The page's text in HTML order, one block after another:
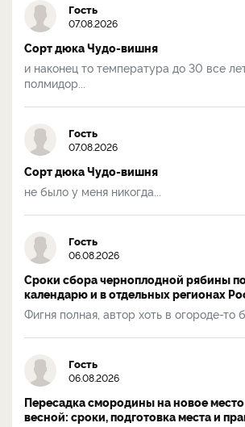
Гость
07.08.2026
Сорт дюка Чудо-вишня
и наконец то температура до 30 все
полмидор...
Гость
07.08.2026
Сорт дюка Чудо-вишня
не было у меня никогда...
Гость
06.08.2026
Сроки сбора черноплодной рябины
календарю и в отдельных регионах
Фигня полная, автор хоть в огороде-то
Гость
06.08.2026
Пересадка смородины на новое
весной: сроки, подготовка места и